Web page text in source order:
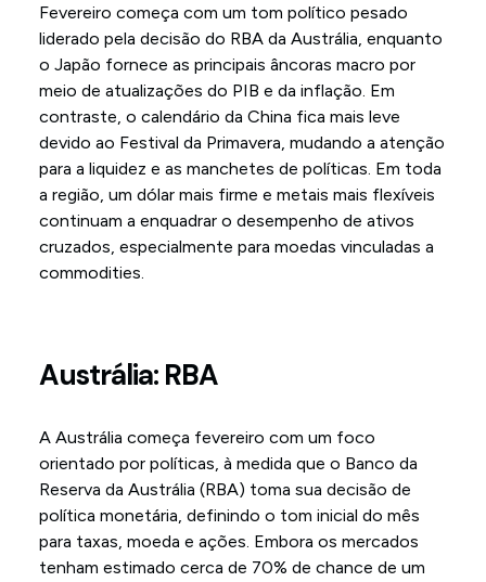
Fevereiro começa com um tom político pesado
liderado pela decisão do RBA da Austrália, enquanto
o Japão fornece as principais âncoras macro por
meio de atualizações do PIB e da inflação. Em
contraste, o calendário da China fica mais leve
devido ao Festival da Primavera, mudando a atenção
para a liquidez e as manchetes de políticas. Em toda
a região, um dólar mais firme e metais mais flexíveis
continuam a enquadrar o desempenho de ativos
cruzados, especialmente para moedas vinculadas a
commodities.
Austrália: RBA
A Austrália começa fevereiro com um foco
orientado por políticas, à medida que o Banco da
Reserva da Austrália (RBA) toma sua decisão de
política monetária, definindo o tom inicial do mês
para taxas, moeda e ações. Embora os mercados
tenham estimado cerca de 70% de chance de um